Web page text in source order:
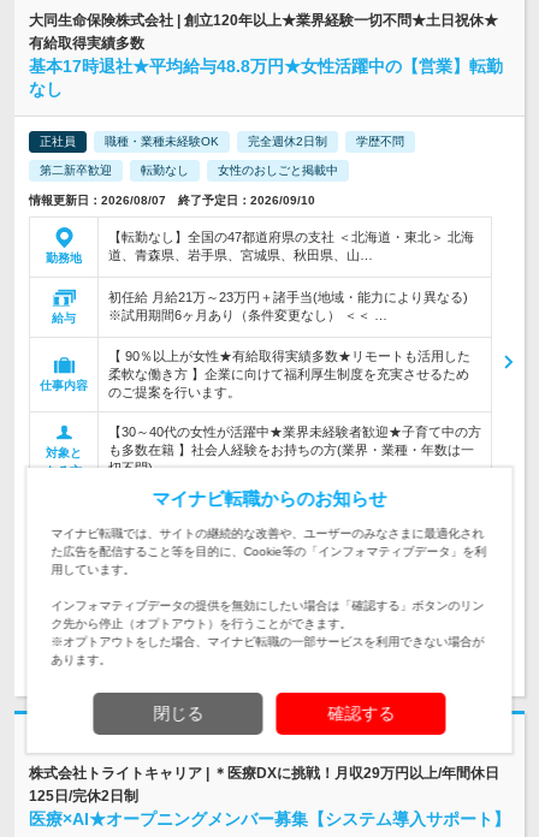
大同生命保険株式会社 | 創立120年以上★業界経験一切不問★土日祝休★
有給取得実績多数
基本17時退社★平均給与48.8万円★女性活躍中の【営業】転勤
なし
正社員 職種・業種未経験OK 完全週休2日制 学歴不問
第二新卒歓迎 転勤なし 女性のおしごと掲載中
情報更新日：2026/08/07 終了予定日：2026/09/10
勤務地
【転勤なし】全国の47都道府県の支社 ＜北海道・東北＞ 北海
道、青森県、岩手県、宮城県、秋田県、山…
給与
初任給 月給21万～23万円＋諸手当(地域・能力により異なる)
※試用期間6ヶ月あり（条件変更なし） ＜＜ …
仕事内容
【 90％以上が女性★有給取得実績多数★リモートも活用した
柔軟な働き方 】企業に向けて福利厚生制度を充実させるため
のご提案を行います。
対象と
なる方
【30～40代の女性が活躍中★業界未経験者歓迎★子育て中の方
も多数在籍 】社会人経験をお持ちの方(業界・業種・年数は一
切不問)
設立：1947年7月／本社所在地：東京都
求人詳細を見る 気になる
志望動機・自己PR不要
株式会社トライトキャリア | ＊医療DXに挑戦！月収29万円以上/年間休日
125日/完休2日制
医療×AI★オープニングメンバー募集【システム導入サポート】
マイナビ転職からのお知らせ
マイナビ転職では、サイトの継続的な改善や、ユーザーのみなさまに最適化され
た広告を配信すること等を目的に、Cookie等の「インフォマティブデータ」を利
用しています。
インフォマティブデータの提供を無効にしたい場合は「確認する」ボタンのリン
ク先から停止（オプトアウト）を行うことができます。
※オプトアウトをした場合、マイナビ転職の一部サービスを利用できない場合が
あります。
閉じる 確認する